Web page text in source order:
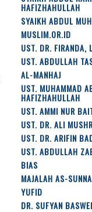
HAFIZHAHULLAH
SYAIKH ABDUL
MUSLIM.OR.ID
UST. DR. FIRANDA,
UST. ABDULLAH
AL-MANHAJ
UST. MUHAMMAD
HAFIZHAHULLAH
UST. AMMI NUR
UST. DR. ALI
UST. DR. ARIFIN
UST. ABDULLAH
BIAS
MAJALAH AS-
YUFID
DR. SUFYAN